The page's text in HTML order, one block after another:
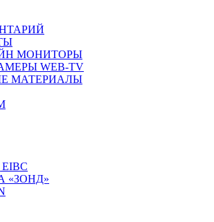
МОНИТОРЫ
WEB-TV
МАТЕРИАЛЫ
«ЗОНД»